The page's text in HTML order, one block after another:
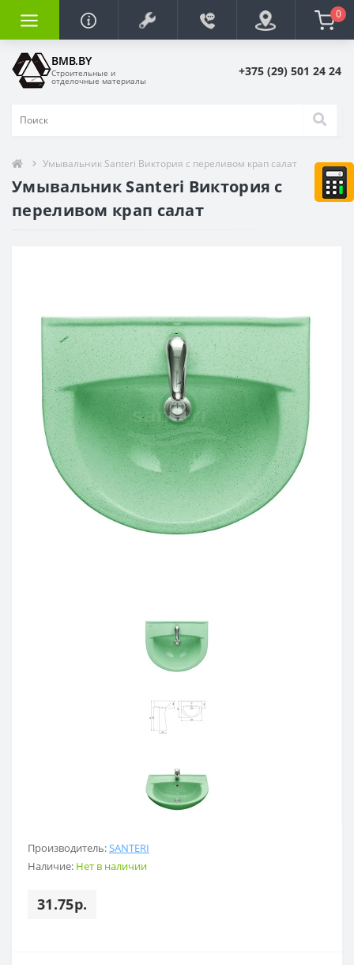
0
BMB.BY
Строительные и
отделочные материалы
+375 (29) 501 24 24
Умывальник Santeri Виктория с переливом крап салат
Умывальник Santeri Виктория с
переливом крап салат
Производитель:SANTERI
Наличие: Нет в наличии
31.75р.